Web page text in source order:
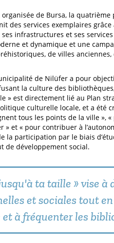
de Bursa, la
des services exemplaires
infrastructures et ses
et dynamique et une
de villes
de Nilüfer a pour
la culture des
» est directement lié au Plan
culturelle locale, et a été
tous les points de la ville »,
et « pour contribuer à
la participation par le biais
de développement social.
ta taille » vise à
et sociales tout
à fréquenter les